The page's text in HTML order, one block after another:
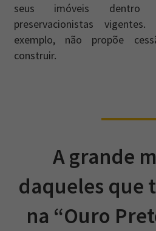
seus imóveis dentro
preservacionistas
exemplo, não propõe
construir.
A grande
daqueles que
na “Ouro